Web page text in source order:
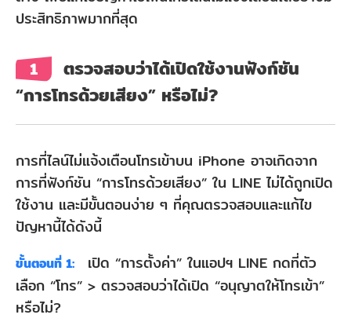
แจ้ง
2.1
ตรวจ
ใช้
งาน
“การ
ด้วย
เสียง”
ประสิทธิภาพมากที่สุด
1
ตรวจสอบว่าได้เปิดใช้งานฟังก์ชัน
“การโทรด้วยเสียง” หรือไม่?
การที่ไลน์ไม่แจ้งเตือนโทรเข้าบน iPhone อาจเกิดจาก
การที่ฟังก์ชัน “การโทรด้วยเสียง” ใน LINE ไม่ได้ถูกเปิด
ใช้งาน และมีขั้นตอนง่าย ๆ ที่คุณตรวจสอบและแก้ไข
ปัญหานี้ได้ดังนี้
ขั้นตอนที่ 1:
เปิด “การตั้งค่า” ในแอปฯ LINE กดที่ตัว
เลือก “โทร” > ตรวจสอบว่าได้เปิด “อนุญาตให้โทรเข้า”
หรือไม่?